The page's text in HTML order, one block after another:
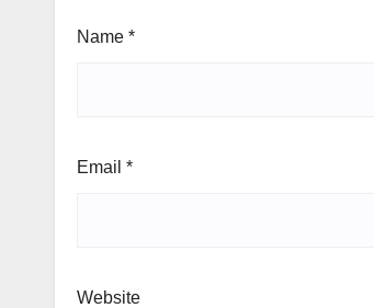
Name *
Email *
Website